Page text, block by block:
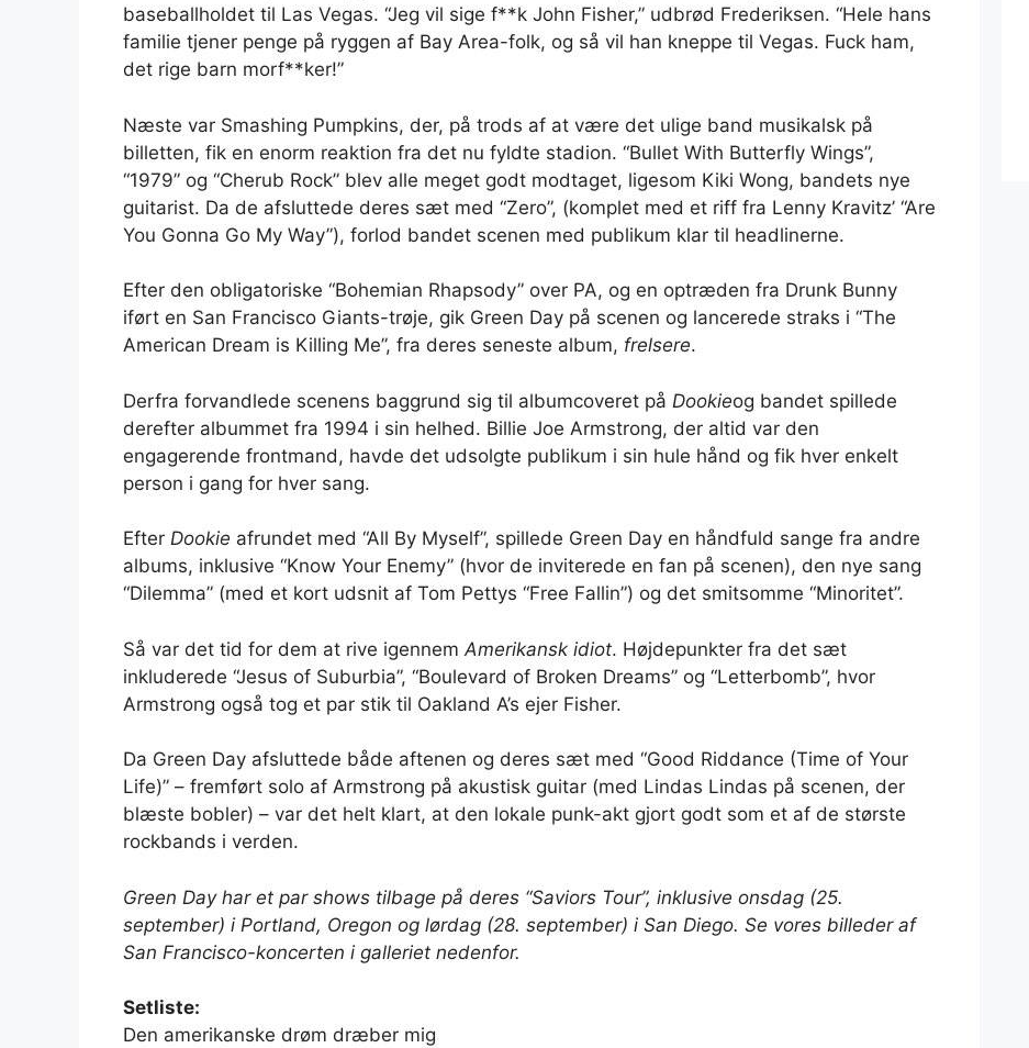
baseballholdet til Las Vegas. “Jeg vil sige f**k John Fisher,” udbrød Frederiksen. “Hele hans
familie tjener penge på ryggen af ​​Bay Area-folk, og så vil han kneppe til Vegas. Fuck ham,
det rige barn morf**ker!”
Næste var Smashing Pumpkins, der, på trods af at være det ulige band musikalsk på
billetten, fik en enorm reaktion fra det nu fyldte stadion. “Bullet With Butterfly Wings”,
“1979” og “Cherub Rock” blev alle meget godt modtaget, ligesom Kiki Wong, bandets nye
guitarist. Da de afsluttede deres sæt med “Zero”, (komplet med et riff fra Lenny Kravitz’ “Are
You Gonna Go My Way”), forlod bandet scenen med publikum klar til headlinerne.
Efter den obligatoriske “Bohemian Rhapsody” over PA, og en optræden fra Drunk Bunny
iført en San Francisco Giants-trøje, gik Green Day på scenen og lancerede straks i “The
American Dream is Killing Me”, fra deres seneste album, frelsere.
Derfra forvandlede scenens baggrund sig til albumcoveret på Dookieog bandet spillede
derefter albummet fra 1994 i sin helhed. Billie Joe Armstrong, der altid var den
engagerende frontmand, havde det udsolgte publikum i sin hule hånd og fik hver enkelt
person i gang for hver sang.
Efter Dookie afrundet med “All By Myself”, spillede Green Day en håndfuld sange fra andre
albums, inklusive “Know Your Enemy” (hvor de inviterede en fan på scenen), den nye sang
“Dilemma” (med et kort udsnit af Tom Pettys “Free Fallin”) og det smitsomme “Minoritet”.
Så var det tid for dem at rive igennem Amerikansk idiot. Højdepunkter fra det sæt
inkluderede “Jesus of Suburbia”, “Boulevard of Broken Dreams” og “Letterbomb”, hvor
Armstrong også tog et par stik til Oakland A’s ejer Fisher.
Da Green Day afsluttede både aftenen og deres sæt med “Good Riddance (Time of Your
Life)” – fremført solo af Armstrong på akustisk guitar (med Lindas Lindas på scenen, der
blæste bobler) – var det helt klart, at den lokale punk-akt gjort godt som et af de største
rockbands i verden.
Green Day har et par shows tilbage på deres “Saviors Tour”, inklusive onsdag (25.
september) i Portland, Oregon og lørdag (28. september) i San Diego. Se vores billeder af
San Francisco-koncerten i galleriet nedenfor.
Setliste:
Den amerikanske drøm dræber mig